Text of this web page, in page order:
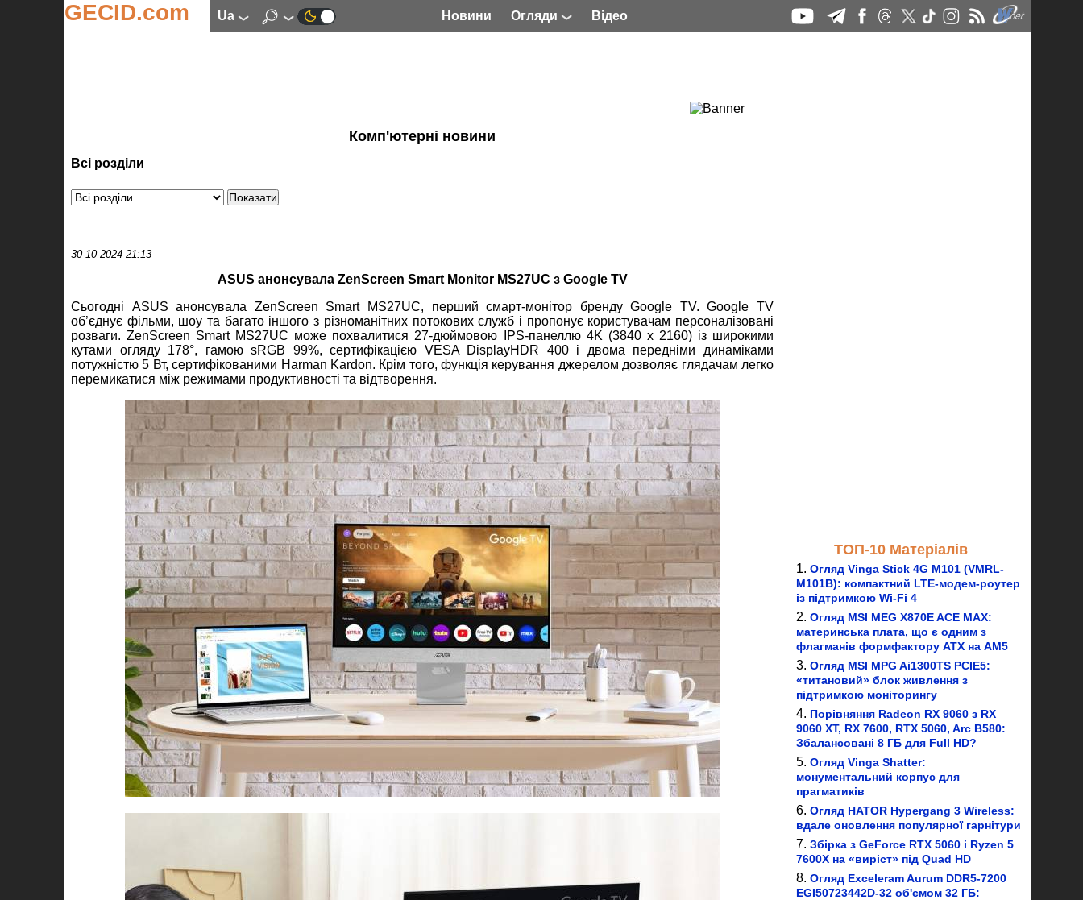
GECID.com ua Новини Огляди Відео
Комп'ютерні новини
Всі розділи
30-10-2024 21:13
ASUS анонсувала ZenScreen Smart Monitor MS27UC з Google TV
Сьогодні ASUS анонсувала ZenScreen Smart MS27UC, перший смарт-монітор бренду Google TV. Google TV
об’єднує фільми, шоу та багато іншого з різноманітних потокових служб і пропонує користувачам персоналізовані
розваги. ZenScreen Smart MS27UC може похвалитися 27-дюймовою IPS-панеллю 4K (3840 x 2160) із широкими
кутами огляду 178°, гамою sRGB 99%, сертифікацією VESA DisplayHDR 400 і двома передніми динаміками
потужністю 5 Вт, сертифікованими Harman Kardon. Крім того, функція керування джерелом дозволяє глядачам легко
перемикатися між режимами продуктивності та відтворення.
ТОП-10 Матеріалів
Огляд Vinga Stick 4G M101 (VMRL-
M101B): компактний LTE-модем-роутер
із підтримкою Wi-Fi 4
Огляд MSI MEG X870E ACE MAX:
материнська плата, що є одним з
флагманів формфактору ATX на AM5
Огляд MSI MPG Ai1300TS PCIE5:
«титановий» блок живлення з
підтримкою моніторингу
Порівняння Radeon RX 9060 з RX
9060 XT, RX 7600, RTX 5060, Arc B580:
Збалансовані 8 ГБ для Full HD?
Огляд Vinga Shatter:
монументальний корпус для
прагматиків
Огляд HATOR Hypergang 3 Wireless:
вдале оновлення популярної гарнітури
Збірка з GeForce RTX 5060 і Ryzen 5
7600X на «виріст» під Quad HD
Огляд Exceleram Aurum DDR5-7200
EGI50723442D-32 об'ємом 32 ГБ: